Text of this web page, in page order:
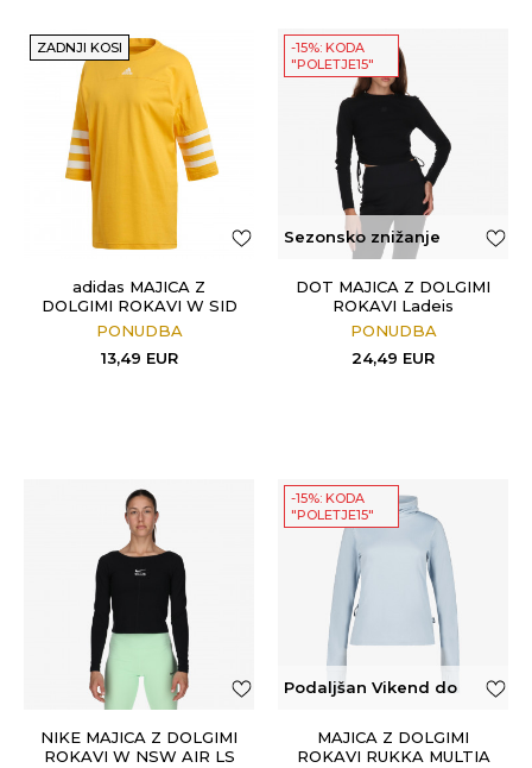
ZADNJI KOSI
adidas MAJICA Z
DOLGIMI ROKAVI W SID
JERSEY
PONUDBA
13,49 EUR
-15%: KODA
"POLETJE15"
Sezonsko znižanje
DOT MAJICA Z DOLGIMI
ROKAVI Ladeis
PONUDBA
24,49 EUR
NIKE MAJICA Z DOLGIMI
ROKAVI W NSW AIR LS
-15%: KODA
"POLETJE15"
Podaljšan Vikend do
MAJICA Z DOLGIMI
ROKAVI RUKKA MULTIA